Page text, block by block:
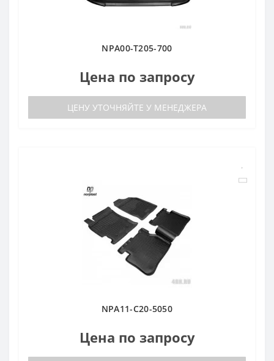
NPA00-T205-700
Цена по запросу
ЦЕНУ УТОЧНЯЙТЕ У МЕНЕДЖЕРА
NPA11-C20-5050
Цена по запросу